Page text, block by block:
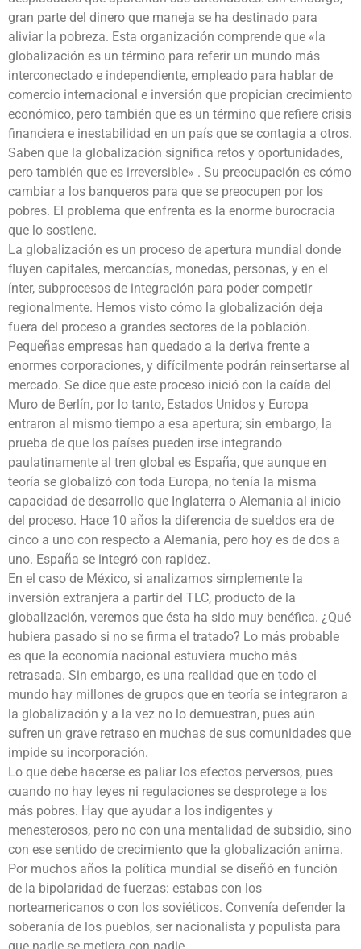
gran parte del dinero que maneja se ha destinado para
aliviar la pobreza. Esta organización comprende que «la
globalización es un término para referir un mundo más
interconectado e independiente, empleado para hablar de
comercio internacional e inversión que propician crecimiento
económico, pero también que es un término que refiere crisis
financiera e inestabilidad en un país que se contagia a otros.
Saben que la globalización significa retos y oportunidades,
pero también que es irreversible» . Su preocupación es cómo
cambiar a los banqueros para que se preocupen por los
pobres. El problema que enfrenta es la enorme burocracia
que lo sostiene.
La globalización es un proceso de apertura mundial donde
fluyen capitales, mercancías, monedas, personas, y en el
ínter, subprocesos de integración para poder competir
regionalmente. Hemos visto cómo la globalización deja
fuera del proceso a grandes sectores de la población.
Pequeñas empresas han quedado a la deriva frente a
enormes corporaciones, y difícilmente podrán reinsertarse al
mercado. Se dice que este proceso inició con la caída del
Muro de Berlín, por lo tanto, Estados Unidos y Europa
entraron al mismo tiempo a esa apertura; sin embargo, la
prueba de que los países pueden irse integrando
paulatinamente al tren global es España, que aunque en
teoría se globalizó con toda Europa, no tenía la misma
capacidad de desarrollo que Inglaterra o Alemania al inicio
del proceso. Hace 10 años la diferencia de sueldos era de
cinco a uno con respecto a Alemania, pero hoy es de dos a
uno. España se integró con rapidez.
En el caso de México, si analizamos simplemente la
inversión extranjera a partir del TLC, producto de la
globalización, veremos que ésta ha sido muy benéfica. ¿Qué
hubiera pasado si no se firma el tratado? Lo más probable
es que la economía nacional estuviera mucho más
retrasada. Sin embargo, es una realidad que en todo el
mundo hay millones de grupos que en teoría se integraron a
la globalización y a la vez no lo demuestran, pues aún
sufren un grave retraso en muchas de sus comunidades que
impide su incorporación.
Lo que debe hacerse es paliar los efectos perversos, pues
cuando no hay leyes ni regulaciones se desprotege a los
más pobres. Hay que ayudar a los indigentes y
menesterosos, pero no con una mentalidad de subsidio, sino
con ese sentido de crecimiento que la globalización anima.
Por muchos años la política mundial se diseñó en función
de la bipolaridad de fuerzas: estabas con los
norteamericanos o con los soviéticos. Convenía defender la
soberanía de los pueblos, ser nacionalista y populista para
que nadie se metiera con nadie.